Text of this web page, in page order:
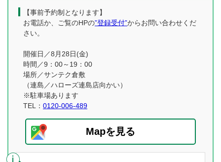
【事前予約制となります】
お電話か、ご覧のHPの”登録受付”からお問い合わせくだ
さい。
開催日／8月28日(金)
時間／9：00～19：00
場所／サンテク倉敷
（連島／ハローズ連島店向かい）
※駐車場あります
TEL： 0120-006-489
Mapを見る